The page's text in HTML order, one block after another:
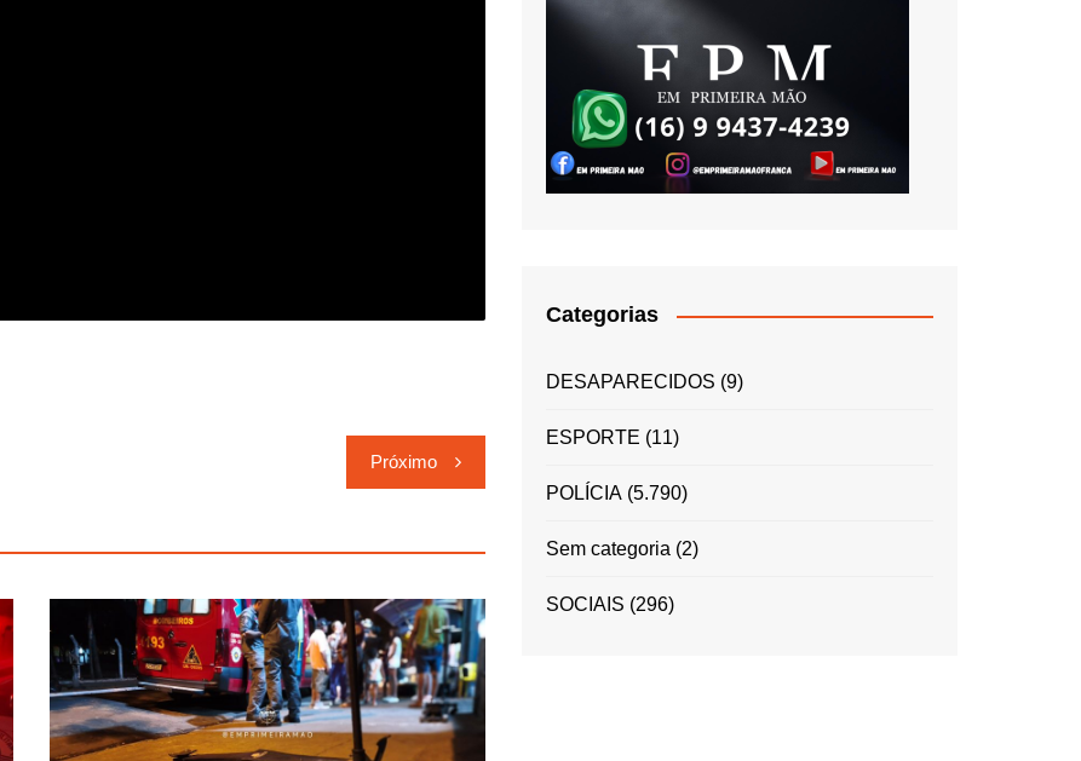
Próximo
Categorias
DESAPARECIDOS (9)
ESPORTE (11)
POLÍCIA (5.790)
Sem categoria (2)
SOCIAIS (296)